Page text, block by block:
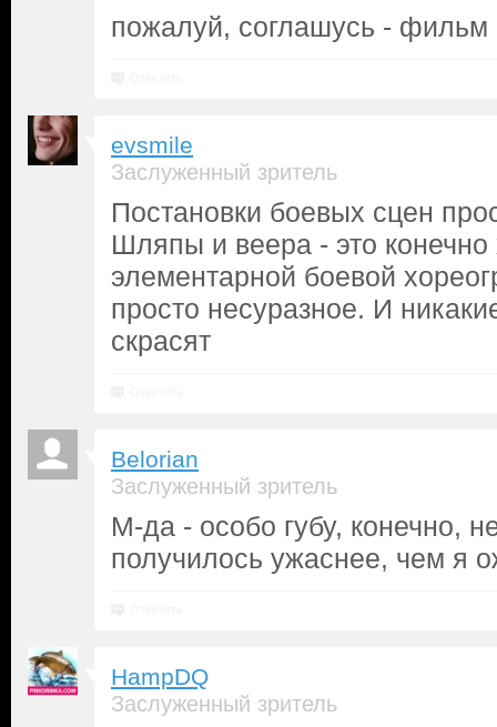
пожалуй, соглашусь - фильм
evsmile
Заслуженный зритель
Постановки боевых сцен
Шляпы и веера - это конечно
элементарной боевой
просто несуразное. И
скрасят
Belorian
Заслуженный зритель
М-да - особо губу, конечно,
получилось ужаснее, чем я
HampDQ
Заслуженный зритель